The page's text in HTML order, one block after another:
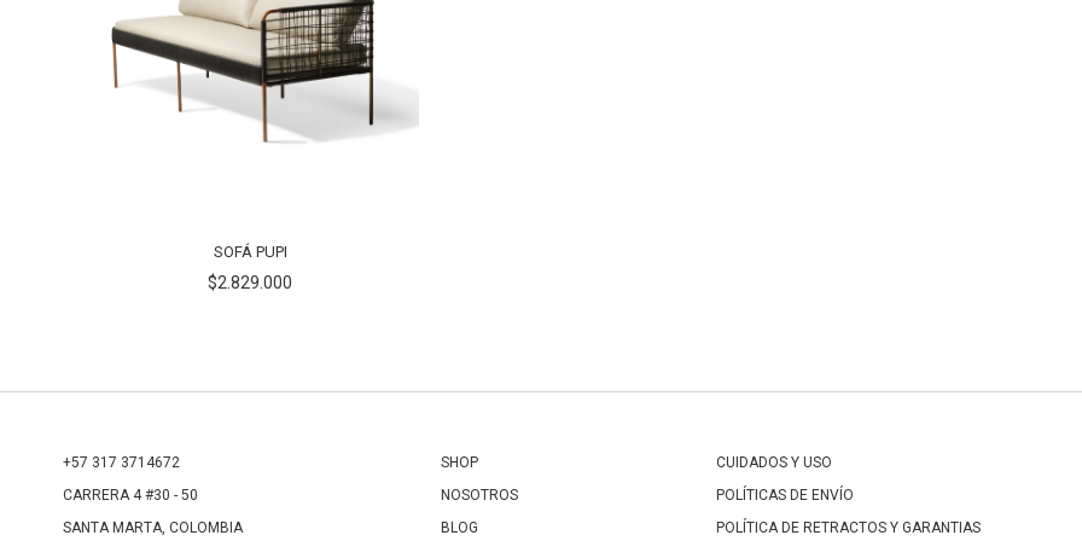
SOFÁ PUPI
$2.829.000
+57 317 3714672
CARRERA 4 #30 - 50
SANTA MARTA, COLOMBIA
SHOP
NOSOTROS
BLOG
CUIDADOS Y USO
POLÍTICAS DE ENVÍO
POLÍTICA DE RETRACTOS Y GARANTIAS